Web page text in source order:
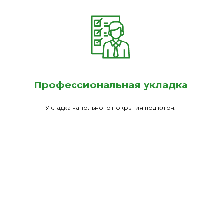
Профессиональная укладка
Укладка напольного покрытия под ключ.